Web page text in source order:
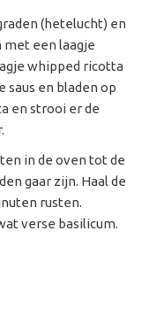
(hetelucht) en
met een laagje
whipped ricotta
saus en bladen op
en strooi er de
in de oven tot de
gaar zijn. Haal de
rusten.
verse basilicum.